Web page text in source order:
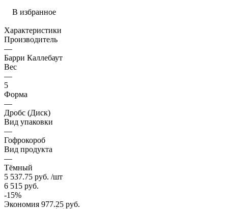
В избранное
Характеристики
Производитель
—
Барри Каллебаут
Вес
—
5
Форма
—
Дробс (Диск)
Вид упаковки
—
Гофрокороб
Вид продукта
—
Тёмный
5 537.75 руб. /шт
6 515 руб.
-15%
Экономия 977.25 руб.